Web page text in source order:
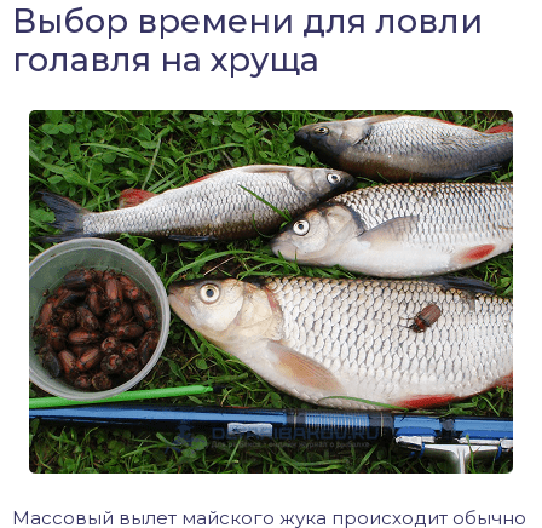
Выбор времени для ловли
голавля на хруща
Массовый вылет майского жука происходит обычно